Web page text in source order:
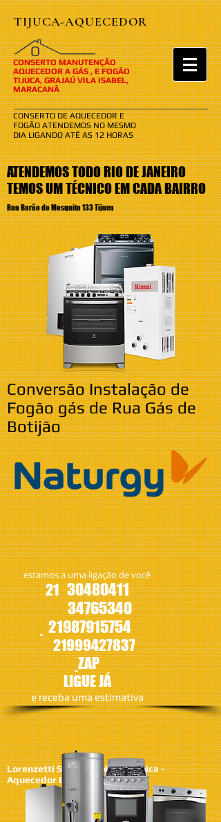
TIJUCA-AQUECEDOR
​​O
CONSERTO MANUTENÇÃO
AQUECEDOR A GÁS , E FOGÃO
TIJUCA, GRAJAÚ VILA ISABEL,
MARACANÃ
CONSERTO DE AQUECEDOR E
FOGÃO ATENDEMOS NO MESMO
DIA LIGANDO ATÉ AS 12 HORAS
ATENDEMOS TODO RIO DE JANEIRO
TEMOS UM TÉCNICO EM CADA BAIRRO
Rua Barão de Mesquita 133 Tijuca
Conversão Instalação de
Fogão gás de Rua Gás de
Botijão
estamos a uma ligação de você
2130480411
34765340
21987915754
21999427837
ZAP
LIGUE JÁ
​e receba uma estimativa
Lorenzetti SA - Assistêcia Técnica -
Aquecedor Lorenzetti